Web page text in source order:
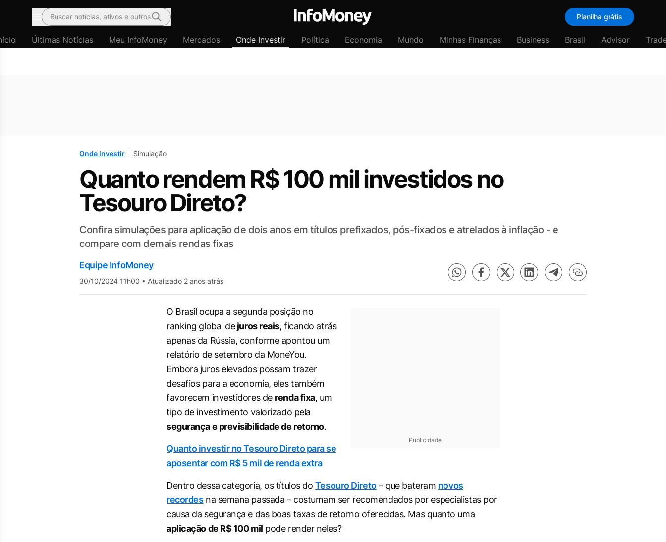
Menu
Buscar notícias, ativos e outros Planilha grátis
Últimas Notícias Meu InfoMoney Mercados Onde Investir Política Economia Mundo Minhas Finanças Business Brasil Advisor
Onde Investir Simulação
Quanto rendem R$ 100 mil investidos no
Tesouro Direto?
Confira simulações para aplicação de dois anos em títulos prefixados, pós-fixados e atrelados à inflação - e
compare com demais rendas fixas
Equipe InfoMoney
30/10/2024 11h00 • Atualizado 2 anos atrás
Publicidade
O Brasil ocupa a segunda posição no
ranking global dejuros reais, ficando atrás
apenas da Rússia, conforme apontou um
relatório de setembro da MoneYou.
Embora juros elevados possam trazer
desafios para a economia, eles também
favorecem investidores de renda fixa, um
tipo de investimento valorizado pela
segurança e previsibilidade de retorno.
Quanto investir no Tesouro Direto para se
aposentar com R$ 5 mil de renda extra
Dentro dessa categoria, os títulos do Tesouro Direto– que bateram novos
recordes na semana passada – costumam ser recomendados por especialistas por
causa da segurança e das boas taxas de retorno oferecidas. Mas quanto uma
aplicação de R$ 100 mil pode render neles?